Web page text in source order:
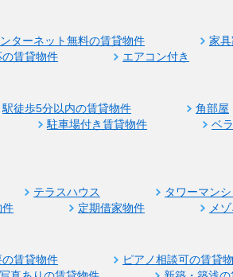
ターネット無料の賃貸物件
家
賃貸物件 エアコン付き
駅徒歩5分以内の賃貸物件
角部屋
駐車場付き賃貸物件
ベ
テラスハウス タワーマン
件 定期借家物件 メ
賃貸物件 ピアノ相談可の賃貸